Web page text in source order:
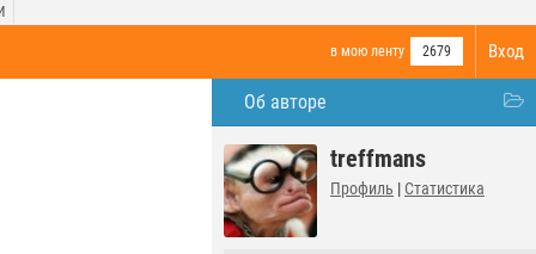
Вход
в мою ленту 2679
Об авторе
treffmans
Профиль | Статистика